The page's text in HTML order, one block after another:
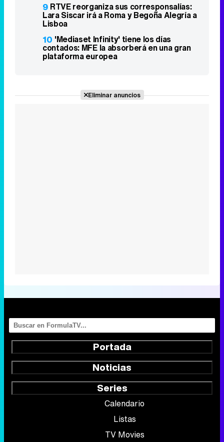
9 RTVE reorganiza sus corresponsalías:
Lara Siscar irá a Roma y Begoña Alegría a
Lisboa
10 'Mediaset Infinity' tiene los días
contados: MFE la absorberá en una gran
plataforma europea
Eliminar anuncios
Portada
Noticias
Series
Calendario
Listas
TV Movies